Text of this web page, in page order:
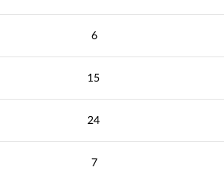
6
15
24
7